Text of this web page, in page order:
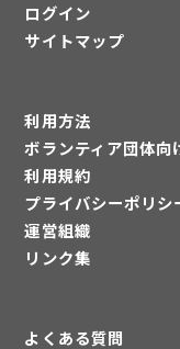
ログイン
サイトマップ
利用方法
ボランティア団体向
利用規約
プライバシーポリシ
運営組織
リンク集
よくある質問